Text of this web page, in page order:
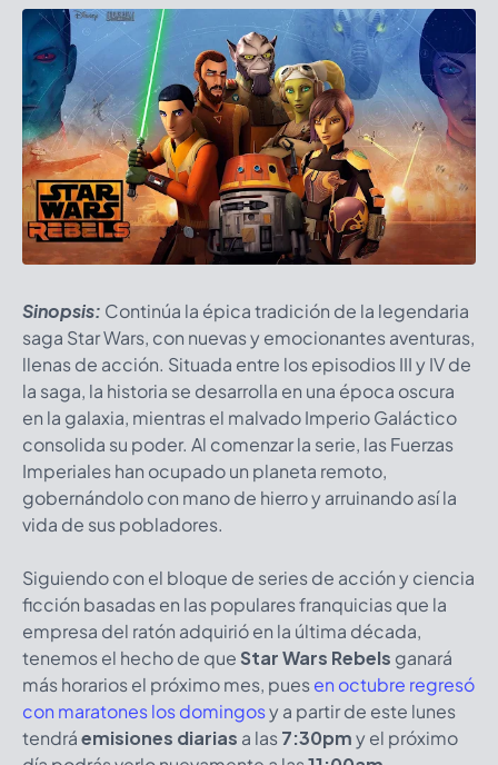
Sinopsis: Continúa la épica tradición de la legendaria
saga Star Wars, con nuevas y emocionantes aventuras,
llenas de acción. Situada entre los episodios III y IV de
la saga, la historia se desarrolla en una época oscura
en la galaxia, mientras el malvado Imperio Galáctico
consolida su poder. Al comenzar la serie, las Fuerzas
Imperiales han ocupado un planeta remoto,
gobernándolo con mano de hierro y arruinando así la
vida de sus pobladores.
Siguiendo con el bloque de series de acción y ciencia
ficción basadas en las populares franquicias que la
empresa del ratón adquirió en la última década,
tenemos el hecho de que Star Wars Rebels ganará
más horarios el próximo mes, puesen octubre regresó
con maratones los domingosy a partir de este lunes
tendráemisiones diarias a las7:30pmy el próximo